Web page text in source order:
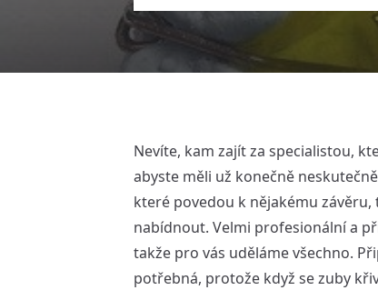
Nevíte, kam zajít za specialistou,
abyste měli už konečně
které povedou k nějakému
nabídnout. Velmi profesionální a
takže pro vás uděláme všechno.
potřebná, protože když se zuby